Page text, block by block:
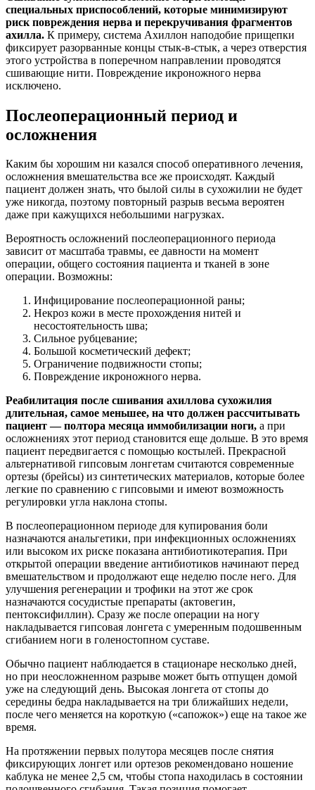
специальных приспособлений, которые минимизируют
риск повреждения нерва и перекручивания фрагментов
ахилла. К примеру, система Ахиллон наподобие прищепки
фиксирует разорванные концы стык-в-стык, а через отверстия
этого устройства в поперечном направлении проводятся
сшивающие нити. Повреждение икроножного нерва
исключено.
Послеоперационный период и
осложнения
Каким бы хорошим ни казался способ оперативного лечения,
осложнения вмешательства все же происходят. Каждый
пациент должен знать, что былой силы в сухожилии не будет
уже никогда, поэтому повторный разрыв весьма вероятен
даже при кажущихся небольшими нагрузках.
Вероятность осложнений послеоперационного периода
зависит от масштаба травмы, ее давности на момент
операции, общего состояния пациента и тканей в зоне
операции. Возможны:
Инфицирование послеоперационной раны;
Некроз кожи в месте прохождения нитей и
несостоятельность шва;
Сильное рубцевание;
Большой косметический дефект;
Ограничение подвижности стопы;
Повреждение икроножного нерва.
Реабилитация после сшивания ахиллова сухожилия
длительная, самое меньшее, на что должен рассчитывать
пациент — полтора месяца иммобилизации ноги, а при
осложнениях этот период становится еще дольше. В это время
пациент передвигается с помощью костылей. Прекрасной
альтернативой гипсовым лонгетам считаются современные
ортезы (брейсы) из синтетических материалов, которые более
легкие по сравнению с гипсовыми и имеют возможность
регулировки угла наклона стопы.
В послеоперационном периоде для купирования боли
назначаются анальгетики, при инфекционных осложнениях
или высоком их риске показана антибиотикотерапия. При
открытой операции введение антибиотиков начинают перед
вмешательством и продолжают еще неделю после него. Для
улучшения регенерации и трофики на этот же срок
назначаются сосудистые препараты (актовегин,
пентоксифиллин). Сразу же после операции на ногу
накладывается гипсовая лонгета с умеренным подошвенным
сгибанием ноги в голеностопном суставе.
Обычно пациент наблюдается в стационаре несколько дней,
но при неосложненном разрыве может быть отпущен домой
уже на следующий день. Высокая лонгета от стопы до
середины бедра накладывается на три ближайших недели,
после чего меняется на короткую («сапожок») еще на такое же
время.
На протяжении первых полутора месяцев после снятия
фиксирующих лонгет или ортезов рекомендовано ношение
каблука не менее 2,5 см, чтобы стопа находилась в состоянии